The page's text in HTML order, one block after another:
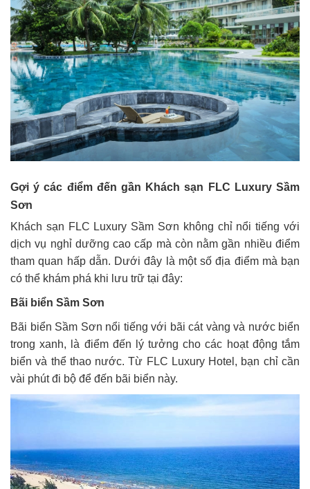
Gợi ý các điểm đến gần Khách sạn FLC Luxury Sầm
Sơn
Khách sạn FLC Luxury Sầm Sơn không chỉ nổi tiếng với
dịch vụ nghỉ dưỡng cao cấp mà còn nằm gần nhiều điểm
tham quan hấp dẫn. Dưới đây là một số địa điểm mà bạn
có thể khám phá khi lưu trữ tại đây:
Bãi biển Sầm Sơn
Bãi biển Sầm Sơn nổi tiếng với bãi cát vàng và nước biển
trong xanh, là điểm đến lý tưởng cho các hoạt động tắm
biển và thể thao nước. Từ FLC Luxury Hotel, bạn chỉ cần
vài phút đi bộ để đến bãi biển này.